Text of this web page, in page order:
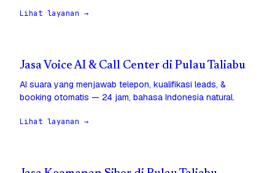
Lihat layanan →
Jasa Voice AI & Call Center di Pulau Taliabu
AI suara yang menjawab telepon, kualifikasi leads, &
booking otomatis — 24 jam, bahasa Indonesia natural.
Lihat layanan →